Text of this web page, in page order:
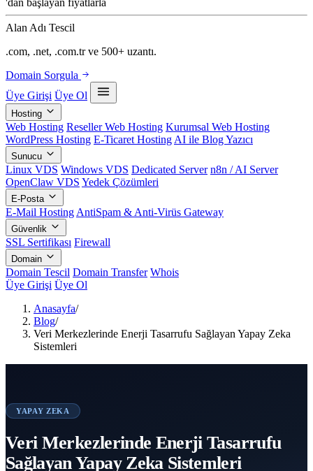
'dan başlayan fiyatlarla
Alan Adı Tescil
.com, .net, .com.tr ve 500+ uzantı.
Domain Sorgula
Üye Girişi Üye Ol
Hosting
Web Hosting Reseller Web Hosting Kurumsal Web Hosting
WordPress Hosting E-Ticaret Hosting AI ile Blog Yazıcı
Sunucu
Linux VDS Windows VDS Dedicated Server n8n / AI Server
OpenClaw VDS Yedek Çözümleri
E-Posta
E-Mail Hosting AntiSpam & Anti-Virüs Gateway
Güvenlik
SSL Sertifikası Firewall
Domain
Domain Tescil Domain Transfer Whois
Üye Girişi Üye Ol
Anasayfa/
Blog/
Veri Merkezlerinde Enerji Tasarrufu Sağlayan Yapay Zeka
Sistemleri
YAPAY ZEKA
Veri Merkezlerinde Enerji Tasarrufu
Sağlayan Yapay Zeka Sistemleri